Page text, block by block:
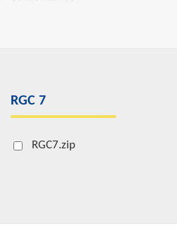
RGC 7
RGC7.zip